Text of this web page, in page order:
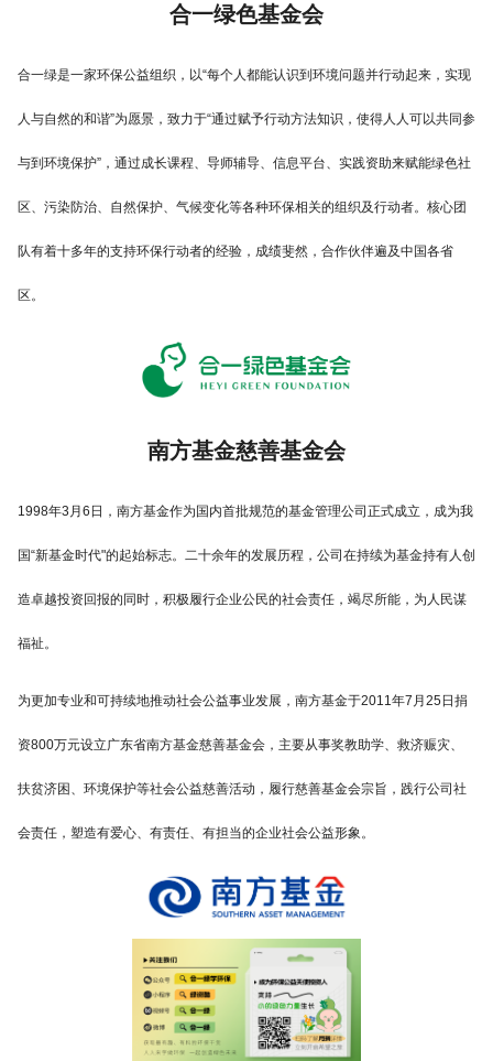
合一绿色基金会
合一绿是一家环保公益组织，以“每个人都能认识到环境问题并行动起来，实现
人与自然的和谐”为愿景，致力于“通过赋予行动方法知识，使得人人可以共同参
与到环境保护”，通过成长课程、导师辅导、信息平台、实践资助来赋能绿色社
区、污染防治、自然保护、气候变化等各种环保相关的组织及行动者。核心团
队有着十多年的支持环保行动者的经验，成绩斐然，合作伙伴遍及中国各省
区。
南方基金慈善基金会
1998年3月6日，南方基金作为国内首批规范的基金管理公司正式成立，成为我
国“新基金时代"的起始标志。二十余年的发展历程，公司在持续为基金持有人创
造卓越投资回报的同时，积极履行企业公民的社会责任，竭尽所能，为人民谋
福祉。
为更加专业和可持续地推动社会公益事业发展，南方基金于2011年7月25日捐
资800万元设立广东省南方基金慈善基金会，主要从事奖教助学、救济赈灾、
扶贫济困、环境保护等社会公益慈善活动，履行慈善基金会宗旨，践行公司社
会责任，塑造有爱心、有责任、有担当的企业社会公益形象。